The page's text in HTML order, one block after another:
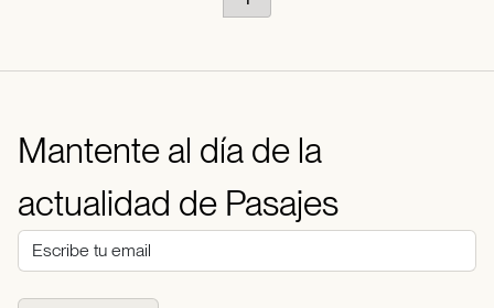
Mantente al día de la
actualidad de Pasajes